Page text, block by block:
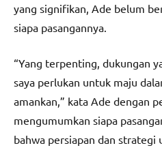
yang signifikan, Ade belum
siapa pasangannya.
“Yang terpenting, dukungan
saya perlukan untuk maju
amankan,” kata Ade dengan
mengumumkan siapa
bahwa persiapan dan strategi